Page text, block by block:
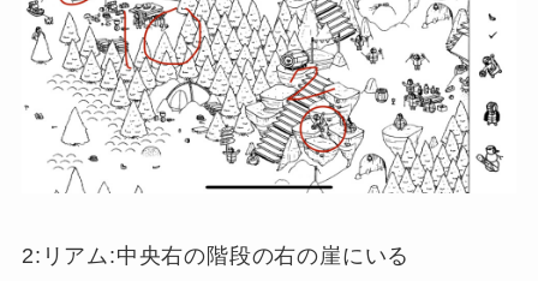
2:リアム:中央右の階段の右の崖にいる